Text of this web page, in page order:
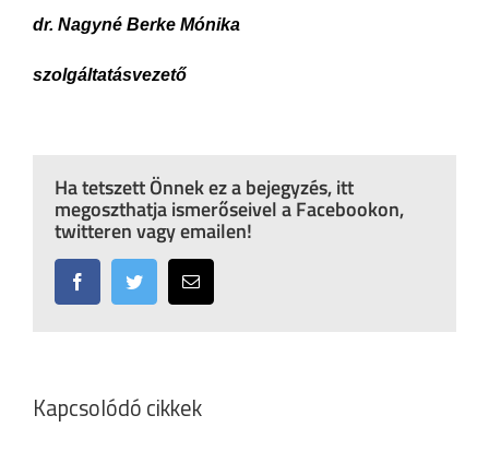
dr. Nagyné Berke Mónika
szolgáltatásvezető
Ha tetszett Önnek ez a bejegyzés, itt
megoszthatja ismerőseivel a Facebookon,
twitteren vagy emailen!
FacebookTwitter Email:
Kapcsolódó cikkek